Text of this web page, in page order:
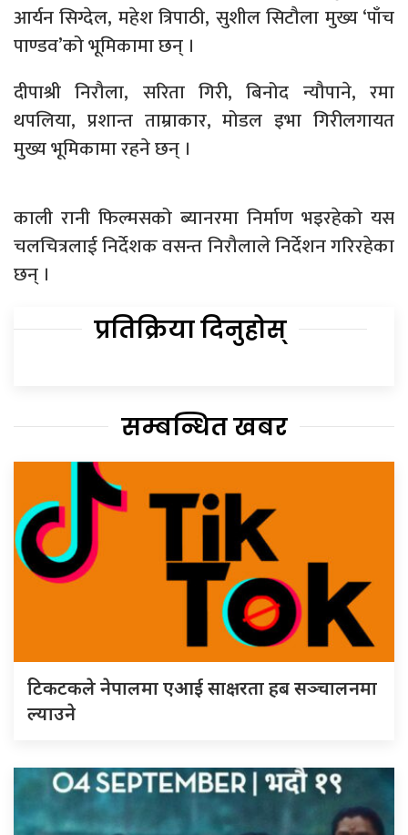
आर्यन सिग्देल, महेश त्रिपाठी, सुशील सिटौला मुख्य ‘पाँच
पाण्डव’को भूमिकामा छन् ।
दीपाश्री निरौला, सरिता गिरी, बिनोद न्यौपाने, रमा
थपलिया, प्रशान्त ताम्राकार, मोडल इभा गिरीलगायत
मुख्य भूमिकामा रहने छन् ।
काली रानी फिल्मसको ब्यानरमा निर्माण भइरहेको यस
चलचित्रलाई निर्देशक वसन्त निरौलाले निर्देशन गरिरहेका
छन् ।
प्रतिक्रिया दिनुहोस्
सम्बन्धित खबर
टिकटकले नेपालमा एआई साक्षरता हब सञ्चालनमा
ल्याउने